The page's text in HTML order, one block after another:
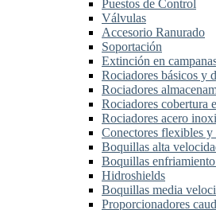
Puestos de Control
Válvulas
Accesorio Ranurado
Soportación
Extinción en
Rociadores básicos y
Rociadores
Rociadores cobertura
Rociadores acero
Conectores flexibles y
Boquillas alta
Boquillas
Hidroshields
Boquillas media
Proporcionadores